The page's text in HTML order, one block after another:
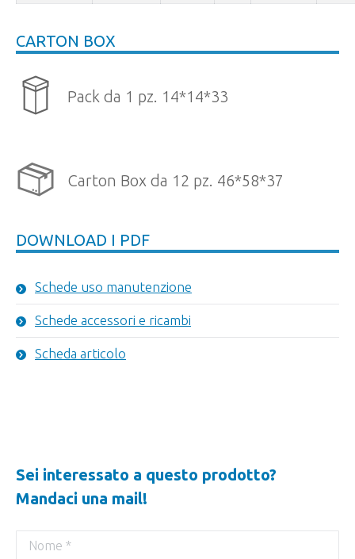
CARTON BOX
Pack da 1 pz. 14*14*33
Carton Box da 12 pz. 46*58*37
DOWNLOAD I PDF
Schede uso manutenzione
Schede accessori e ricambi
Scheda articolo
Sei interessato a questo prodotto?
Mandaci una mail!
Nome *